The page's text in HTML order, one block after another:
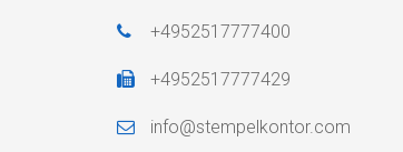
+4952517777400
+4952517777429
info@stempelkontor.com